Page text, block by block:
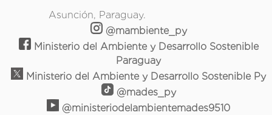
Asunción, Paraguay.
@mambiente_py
Ministerio del Ambiente y Desarrollo Sostenible
Paraguay
Ministerio del Ambiente y Desarrollo Sostenible Py
@mades_py
@ministeriodelambientemades9510